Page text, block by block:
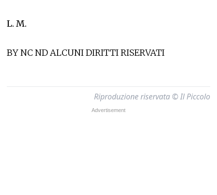
L. M.
BY NC ND ALCUNI DIRITTI RISERVATI
Riproduzione riservata © Il Piccolo